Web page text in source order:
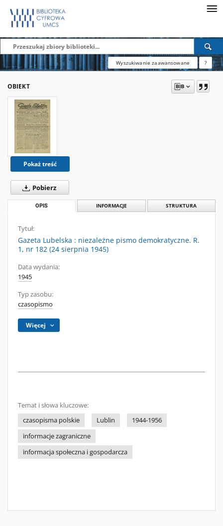
Wyszukiwanie zaawansowane ?
OBIEKT
Pokaż treść
Pobierz
OPIS INFORMACJE STRUKTURA
Tytuł:
Gazeta Lubelska : niezależne pismo demokratyczne. R.
1, nr 182 (24 sierpnia 1945)
Data wydania:
1945
Typ zasobu:
czasopismo
Więcej
Temat i słowa kluczowe:
czasopisma polskie
Lublin
1944-1956
informacje zagraniczne
informacja społeczna i gospodarcza